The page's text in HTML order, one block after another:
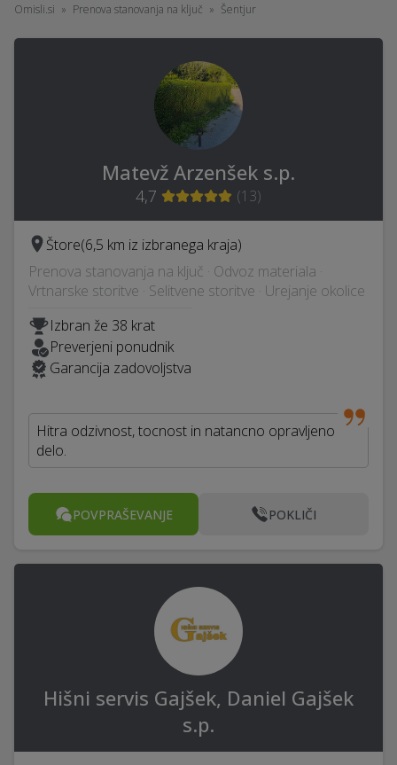
Omisli.si Prenova stanovanja na ključ Šentjur
Matevž Arzenšek s.p.
4,7 (13)
Štore(6,5 km iz izbranega kraja)
Prenova stanovanja na ključ · Odvoz materiala ·
Vrtnarske storitve · Selitvene storitve · Urejanje okolice
Izbran že 38 krat
Preverjeni ponudnik
Garancija zadovoljstva
Hitra odzivnost, tocnost in natancno opravljeno
delo.
POVPRAŠEVANJE POKLIČI
Hišni servis Gajšek, Daniel Gajšek
s.p.